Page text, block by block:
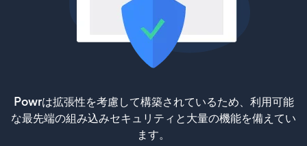
Powrは拡張性を考慮して構築されているため、利用可能
な最先端の組み込みセキュリティと大量の機能を備えてい
ます。